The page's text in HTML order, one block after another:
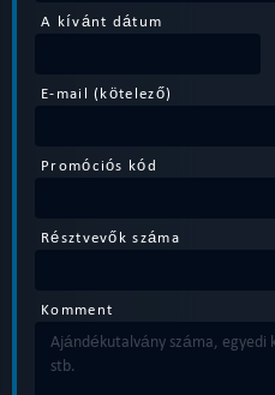
A kívánt dátum
E-mail (kötelező)
Promóciós kód
Résztvevők száma
Komment